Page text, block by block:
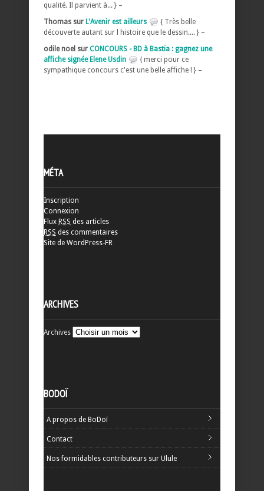
qualité. Il parvient à... } –
Thomas sur L'Avenir est ailleurs
{ Très belle
découverte autant sur l histoire que le dessin.... } –
odile noel sur CONCOURS - BD à Bastia : gagnez une
affiche signée Elene Usdin
{ merci pour ce
sympathique concours c'est une belle affiche ! } –
MÉTA
Inscription
Connexion
Flux RSS des articles
RSS des commentaires
Site de WordPress-FR
ARCHIVES
Archives
BODOÏ
A propos de BoDoï
Contact
Nos formidables contributeurs sur Ulule